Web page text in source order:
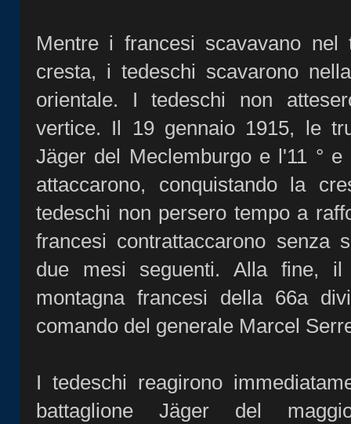
Mentre i francesi scavavano nel
cresta, i tedeschi scavarono
orientale. I tedeschi non
vertice. Il 19 gennaio 1915, le
Jäger del Meclemburgo e l'11 °
attaccarono, conquistando la
tedeschi non persero tempo a
francesi contrattaccarono senza
due mesi seguenti. Alla fine,
montagna francesi della 66a
comando del generale Marcel
I tedeschi reagirono
battaglione Jäger del